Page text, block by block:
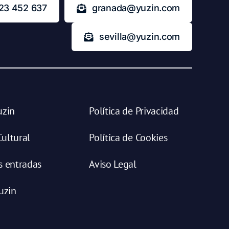
452 637 granada@yuzin.com
sevilla@yuzin.com
entradas
Política de Privacidad
Política de Cookies
Aviso Legal